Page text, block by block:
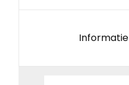
Informatie